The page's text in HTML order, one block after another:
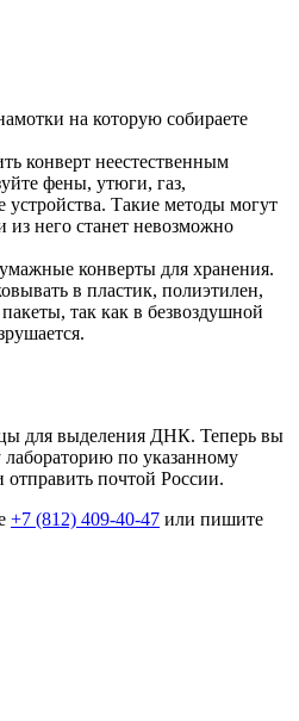
на которую собираете
конверт неестественным
фены, утюги, газ,
устройства. Такие методы могут
из него станет невозможно
конверты для хранения.
в пластик, полиэтилен,
так как в безвоздушной
для выделения ДНК. Теперь вы
по указанному
отправить почтой России.
+7 (812) 409-40-47 или пишите